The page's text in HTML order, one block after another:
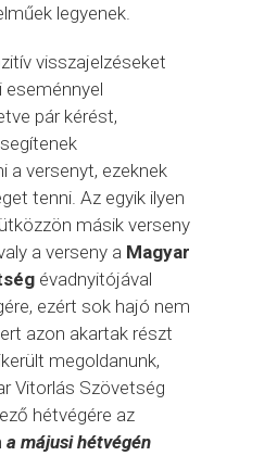
legyenek.
visszajelzéseket
eseménnyel
pár kérést,
a versenyt, ezeknek
tenni. Az egyik ilyen
másik verseny
a verseny a Magyar
évadnyitójával
ezért sok hajó nem
azon akartak részt
megoldanunk,
Vitorlás Szövetség
hétvégére az
a májusi hétvégén